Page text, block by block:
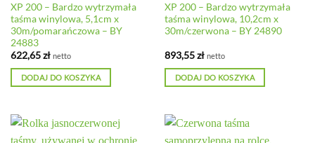
XP 200 – Bardzo wytrzymała
taśma winylowa, 5,1cm x
30m/pomarańczowa – BY
24883
622,65zł netto
DODAJ DO KOSZYKA
XP 200 – Bardzo wytrzymała
taśma winylowa, 10,2cm x
30m/czerwona – BY 24890
893,55zł netto
DODAJ DO KOSZYKA